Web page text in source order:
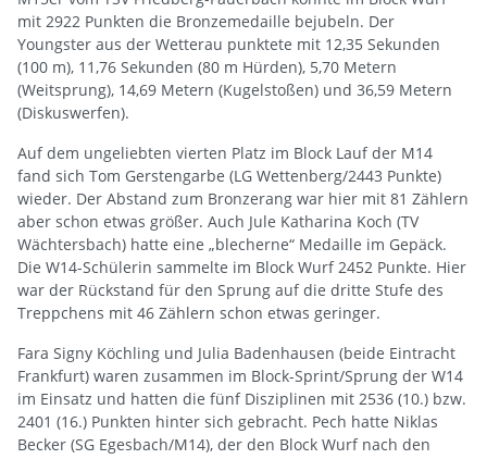
mit 2922 Punkten die Bronzemedaille bejubeln. Der
Youngster aus der Wetterau punktete mit 12,35 Sekunden
(100 m), 11,76 Sekunden (80 m Hürden), 5,70 Metern
(Weitsprung), 14,69 Metern (Kugelstoßen) und 36,59 Metern
(Diskuswerfen).
Auf dem ungeliebten vierten Platz im Block Lauf der M14
fand sich Tom Gerstengarbe (LG Wettenberg/2443 Punkte)
wieder. Der Abstand zum Bronzerang war hier mit 81 Zählern
aber schon etwas größer. Auch Jule Katharina Koch (TV
Wächtersbach) hatte eine „blecherne“ Medaille im Gepäck.
Die W14-Schülerin sammelte im Block Wurf 2452 Punkte. Hier
war der Rückstand für den Sprung auf die dritte Stufe des
Treppchens mit 46 Zählern schon etwas geringer.
Fara Signy Köchling und Julia Badenhausen (beide Eintracht
Frankfurt) waren zusammen im Block-Sprint/Sprung der W14
im Einsatz und hatten die fünf Disziplinen mit 2536 (10.) bzw.
2401 (16.) Punkten hinter sich gebracht. Pech hatte Niklas
Becker (SG Egesbach/M14), der den Block Wurf nach den